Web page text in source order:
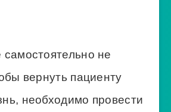
не
вернуть пациенту
необходимо провести